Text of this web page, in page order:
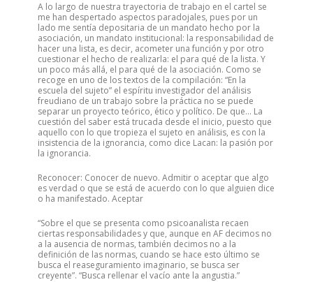
A lo largo de nuestra trayectoria de trabajo en el cartel se
me han despertado aspectos paradojales, pues por un
lado me sentía depositaria de un mandato hecho por la
asociación, un mandato institucional: la responsabilidad de
hacer una lista, es decir, acometer una función y por otro
cuestionar el hecho de realizarla: el para qué de la lista. Y
un poco más allá, el para qué de la asociación. Como se
recoge en uno de los textos de la compilación: “En la
escuela del sujeto” el espíritu investigador del análisis
freudiano de un trabajo sobre la práctica no se puede
separar un proyecto teórico, ético y político. De que… La
cuestión del saber está trucada desde el inicio, puesto que
aquello con lo que tropieza el sujeto en análisis, es con la
insistencia de la ignorancia, como dice Lacan: la pasión por
la ignorancia.
Reconocer: Conocer de nuevo. Admitir o aceptar que algo
es verdad o que se está de acuerdo con lo que alguien dice
o ha manifestado. Aceptar
“Sobre el que se presenta como psicoanalista recaen
ciertas responsabilidades y que, aunque en AF decimos no
a la ausencia de normas, también decimos no a la
definición de las normas, cuando se hace esto último se
busca el reaseguramiento imaginario, se busca ser
creyente”. “Busca rellenar el vacío ante la angustia.”